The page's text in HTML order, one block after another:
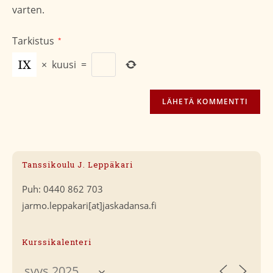
varten.
Tarkistus *
× kuusi =
Tanssikoulu J. Leppäkari
Puh: 0440 862 703
jarmo.leppakari[at]jaskadansa.fi
Kurssikalenteri